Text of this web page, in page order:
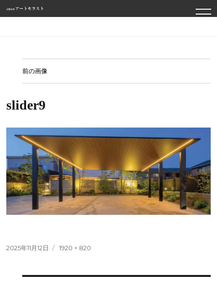
前の画像
slider9
投
2025年11月12日
フ
イ
1920 × 820